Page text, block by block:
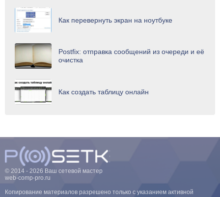
Как перевернуть экран на ноутбуке
Postfix: отправка сообщений из очереди и её
очистка
Как создать таблицу онлайн
© 2014 - 2026 Ваш сетевой мастер
web-comp-pro.ru
Копирование материалов разрешено только с указанием активной